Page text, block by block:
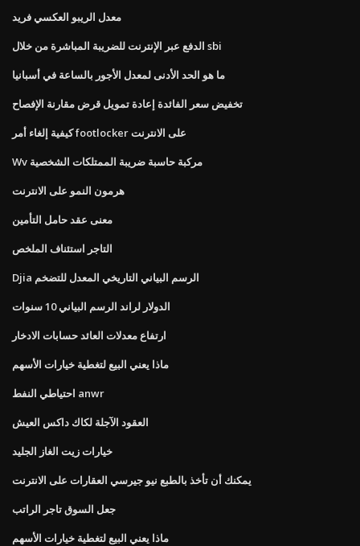
معدل الريبو العكسي فريد
الدفع عبر الإنترنت للضريبة المباشرة من خلال sbi
ما هو الحد الأدنى لمعدل الأجور بالساعة في أسبانيا
تخفيض سعر الفائدة إعادة تمويل قرض مقارنة الإفصاح
كيفية إلغاء أمر footlocker على الانترنت
Wv مركبة حاسبة ضريبة الممتلكات الشخصية
هرمون النمو على الانترنت
معنى عقد حامل التأمين
التاجر استئناف الملخص
Djia الرسم البياني التاريخي المعدل للتضخم
الدولار لراند الرسم البياني 10 سنوات
ارتفاع معدلات العائد حسابات الادخار
ماذا يعني البيع لتغطية خيارات الأسهم
احتياطي النفط anwr
العقود الآجلة لكاك داكس العيش
خيارات زيت الغاز الجليد
يمكنك أن تأخذ بالطبع نيو جيرسي العقارات على الانترنت
جعل السوق تاجر الراتب
ماذا يعني البيع لتغطية خيارات الأسهم